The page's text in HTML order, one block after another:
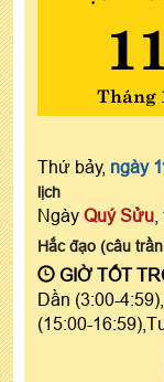
11
Tháng
Thứ bảy, ngày
lịch
Ngày Quý Sửu
Hắc đạo (câu
GIỜ TỐT
Dần (3:00-
(15:00-